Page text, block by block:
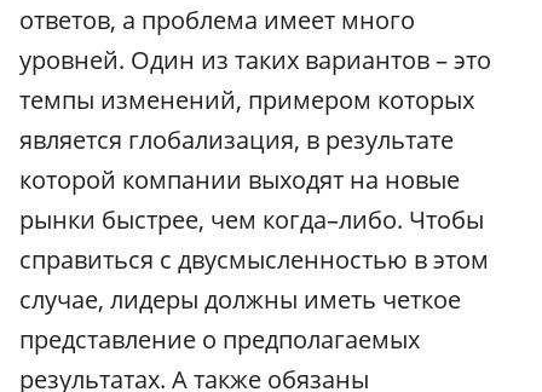
ответов, а проблема имеет много
уровней. Один из таких вариантов – это
темпы изменений, примером которых
является глобализация, в результате
которой компании выходят на новые
рынки быстрее, чем когда–либо. Чтобы
справиться с двусмысленностью в этом
случае, лидеры должны иметь четкое
представление о предполагаемых
результатах. А также обязаны